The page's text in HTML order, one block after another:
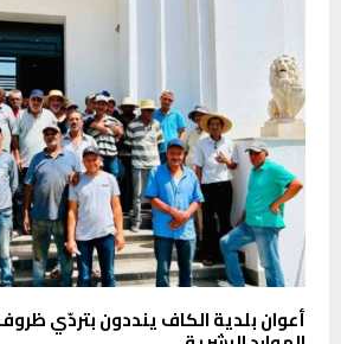
أعوان بلدية الكاف ينددون بتردّي